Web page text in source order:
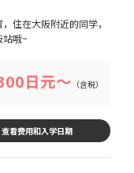
住在大阪附近的同学，
哦~
日元～ （含税）
查看费用和入学日期